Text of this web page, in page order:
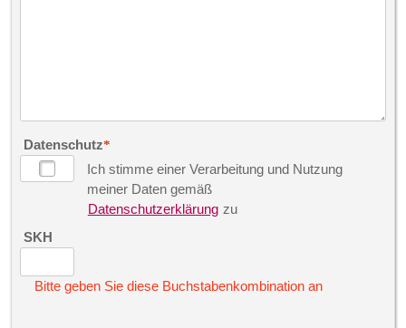
Datenschutz
Ich stimme einer Verarbeitung und Nutzung
meiner Daten gemäß
Datenschutzerklärung zu
SKH
Bitte geben Sie diese Buchstabenkombination an